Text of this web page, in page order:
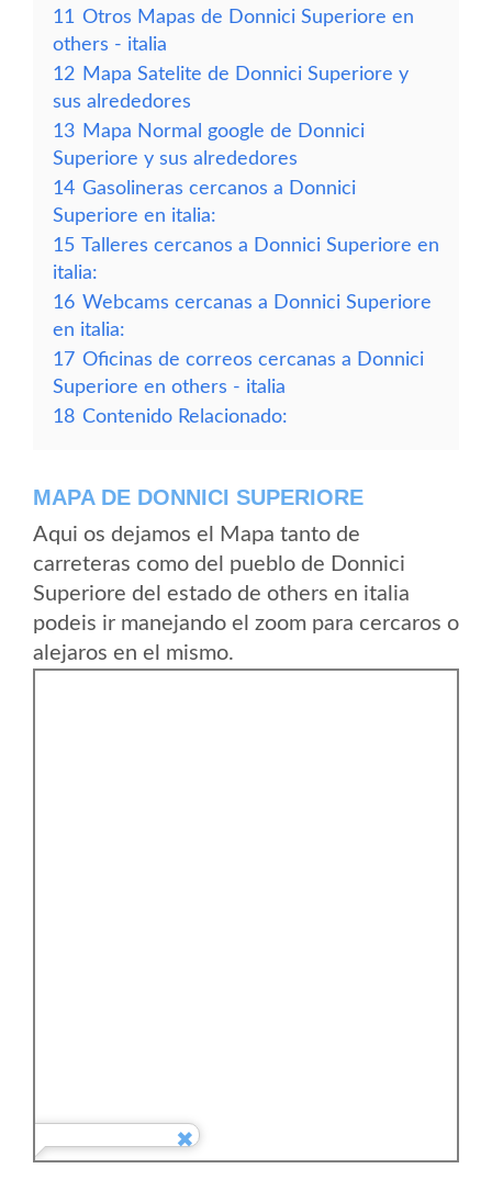
11 Otros Mapas de Donnici Superiore en
others - italia
12 Mapa Satelite de Donnici Superiore y
sus alrededores
13 Mapa Normal google de Donnici
Superiore y sus alrededores
14 Gasolineras cercanos a Donnici
Superiore en italia:
15 Talleres cercanos a Donnici Superiore en
italia:
16 Webcams cercanas a Donnici Superiore
en italia:
17 Oficinas de correos cercanas a Donnici
Superiore en others - italia
18 Contenido Relacionado:
MAPA DE DONNICI SUPERIORE
Aqui os dejamos el Mapa tanto de
carreteras como del pueblo de Donnici
Superiore del estado de others en italia
podeis ir manejando el zoom para cercaros o
alejaros en el mismo.